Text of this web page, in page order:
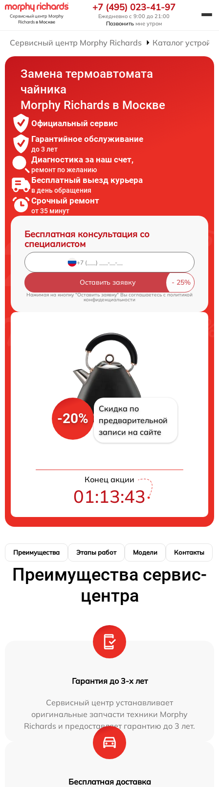
Сервисный центр Morphy
Richardsв Москве
+7 (495) 023-41-97
Ежедневно с 9:00 до 21:00
Позвонить мне утром
Сервисный центр Morphy Richards Каталог
Замена термоавтомата
чайника
Morphy Richards в Москве
Официальный сервис
Гарантийное обслуживание
до 3 лет
Диагностика за наш счет,
ремонт по желанию
Бесплатный выезд курьера
в день обращения
Срочный ремонт
от 35 минут
Бесплатная консультация со
специалистом
Оставить заявку
Нажимая на кнопку "Оставить заявку" Вы соглашаетесь cполитикой
конфиденциальности
-20%
Скидка по
предварительной
записи на сайте
Конец акции
01:13:42
Преимущества Этапы работ Модели Контакты
Преимущества сервис-
центра
Гарантия до 3-х лет
Сервисный центр устанавливает
оригинальные запчасти техники Morphy
Richards и предоставляет гарантию до 3 лет.
Бесплатная доставка